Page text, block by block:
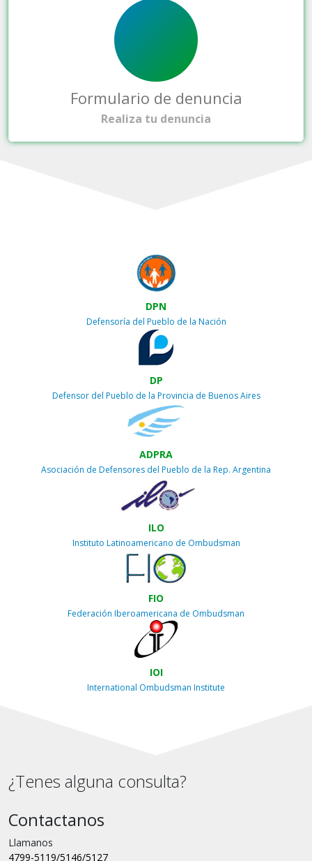
Formulario de denuncia
Realiza tu denuncia
DPN
Defensoría del Pueblo de la Nación
DP
Defensor del Pueblo de la Provincia de Buenos Aires
ADPRA
Asociación de Defensores del Pueblo de la Rep. Argentina
ILO
Instituto Latinoamericano de Ombudsman
FIO
Federación Iberoamericana de Ombudsman
IOI
International Ombudsman Institute
¿Tenes alguna consulta?
Contactanos
Llamanos
4799-5119/5146/5127